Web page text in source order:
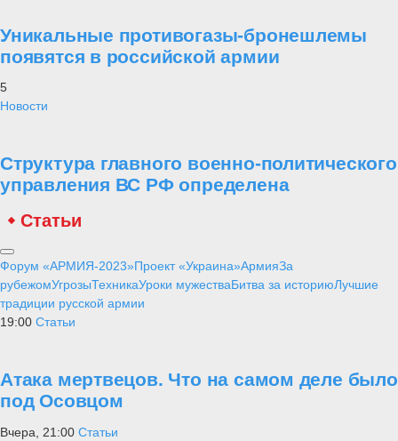
Уникальные противогазы-бронешлемы
появятся в российской армии
5
Новости
Структура главного военно-политического
управления ВС РФ определена
Статьи
Форум «АРМИЯ-2023»Проект «Украина»АрмияЗа
рубежомУгрозыТехникаУроки мужестваБитва за историюЛучшие
традиции русской армии
19:00 Статьи
Атака мертвецов. Что на самом деле было
под Осовцом
Вчера, 21:00 Статьи